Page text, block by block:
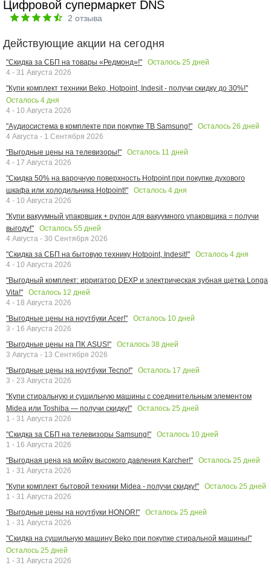
Цифровой супермаркет DNS
2 отзыва
Действующие акции на сегодня
"Скидка за СБП на товары «Редмонд»!" Осталось 25 дней
4 - 31 Августа 2026
"Купи комплект техники Beko, Hotpoint, Indesit - получи скидку до 30%!"
Осталось 4 дня
4 - 10 Августа 2026
"Аудиосистема в комплекте при покупке ТВ Samsung!"
Осталось 26 дней
4 Августа - 1 Сентября 2026
"Выгодные цены на телевизоры!"
Осталось 11 дней
4 - 17 Августа 2026
"Скидка 50% на варочную поверхность Hotpoint при покупке духового
шкафа или холодильника Hotpoint!"
Осталось 4 дня
4 - 10 Августа 2026
"Купи вакуумный упаковщик + рулон для вакуумного упаковщика = получи
выгоду!"
Осталось 55 дней
4 Августа - 30 Сентября 2026
"Скидка за СБП на бытовую технику Hotpoint, Indesit!"
Осталось 4 дня
4 - 10 Августа 2026
"Выгодный комплект: ирригатор DEXP и электрическая зубная щетка Longa
Vita!"
Осталось 12 дней
4 - 18 Августа 2026
"Выгодные цены на ноутбуки Acer!"
Осталось 10 дней
3 - 16 Августа 2026
"Выгодные цены на ПК ASUS!"
Осталось 38 дней
3 Августа - 13 Сентября 2026
"Выгодные цены на ноутбуки Tecno!"
Осталось 17 дней
3 - 23 Августа 2026
"Купи стиральную и сушильную машины с соединительным элементом
Midea или Toshiba — получи скидку!"
Осталось 25 дней
1 - 31 Августа 2026
"Скидка за СБП на телевизоры Samsung!"
Осталось 10 дней
1 - 16 Августа 2026
"Выгодная цена на мойку высокого давления Karcher!"
Осталось 25 дней
1 - 31 Августа 2026
"Купи комплект бытовой техники Midea - получи скидку!"
Осталось 25 дней
1 - 31 Августа 2026
"Выгодные цены на ноутбуки HONOR!"
Осталось 25 дней
1 - 31 Августа 2026
"Скидка на сушильную машину Beko при покупке стиральной машины!"
Осталось 25 дней
1 - 31 Августа 2026